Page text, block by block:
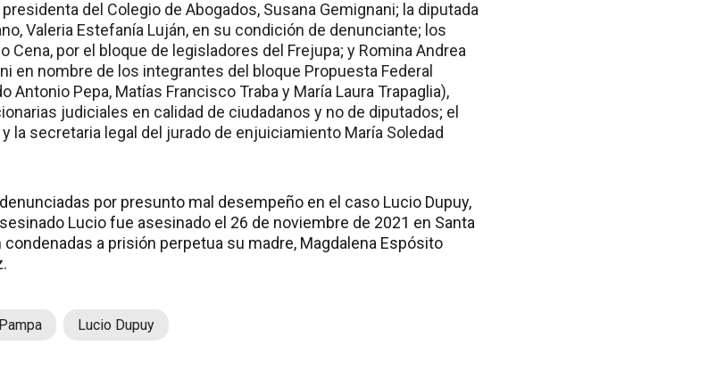
del Colegio de Abogados, Susana Gemignani; la diputada
Valeria Estefanía Luján, en su condición de denunciante; los
Cena, por el bloque de legisladores del Frejupa; y Romina Andrea
en nombre de los integrantes del bloque Propuesta Federal
Antonio Pepa, Matías Francisco Traba y María Laura Trapaglia),
judiciales en calidad de ciudadanos y no de diputados; el
la secretaria legal del jurado de enjuiciamiento María Soledad
por presunto mal desempeño en el caso Lucio Dupuy,
Lucio fue asesinado el 26 de noviembre de 2021 en Santa
a prisión perpetua su madre, Magdalena Espósito
Lucio Dupuy